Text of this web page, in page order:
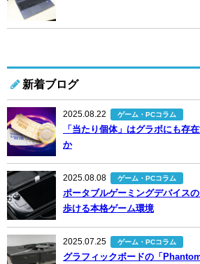
新着ブログ
2025.08.22 ゲーム・PCコラム
「当たり個体」はグラボにも存
か
2025.08.08 ゲーム・PCコラム
ポータブルゲーミングデバイス
歩ける本格ゲーム環境
2025.07.25 ゲーム・PCコラム
グラフィックボードの「